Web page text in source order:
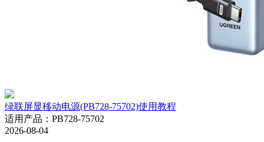
绿联屏显移动电源(PB728-75702)使用教程
适用产品 ： PB728-75702
2026-08-04